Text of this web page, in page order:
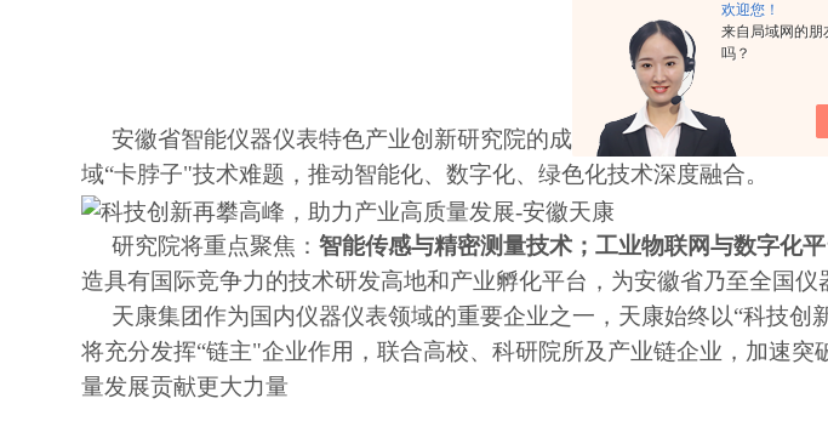
欢迎您！
来自局域网的朋
吗？
安徽省智能仪器仪表特色产业创新研究院的成立，旨在围绕国家战略
域“卡脖子"技术难题，推动智能化、数字化、绿色化技术深度融合。
研究院将重点聚焦：智能传感与精密测量技术 ；工业物联网与数字化
造具有国际竞争力的技术研发高地和产业孵化平台，为安徽省乃至全国仪
天康集团作为国内仪器仪表领域的重要企业之一 ，天康始终以“科技创
将充分发挥“链主"企业作用，联合高校、科研院所及产业链企业，加速
量发展贡献更大力量